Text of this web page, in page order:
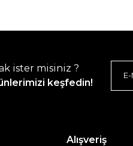
ister misiniz ?
keşfedin!
Alışveriş